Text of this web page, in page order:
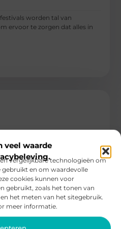
veel waarde
vergelijkbare technologieën om
gebruikt en om waardevolle
cookies kunnen voor
gebruikt, zoals het tonen van
het meten van het sitegebruik.
meer informatie.
worden tal van
ervoor te zorgen dat alles in
Cloud Initiative: Voor